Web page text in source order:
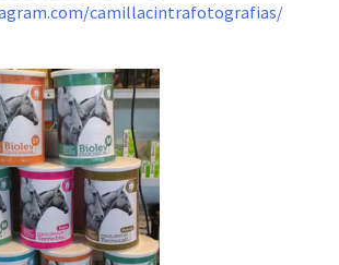
camillacintrafotografias/